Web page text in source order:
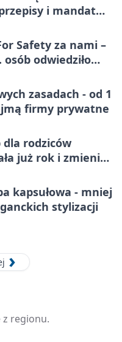
i mandat
Safety za nami –
odwiedziło
zasadach - od 1
firmy prywatne
rodziców
już rok i zmienia
kapsułowa - mniej
stylizacji
z regionu.
KPR
Leszno